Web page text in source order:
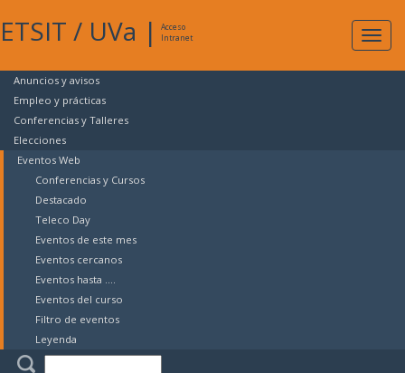
ETSIT / UVa |
Acceso
Intranet
Anuncios y avisos
Empleo y prácticas
Conferencias y Talleres
Elecciones
Eventos Web
Conferencias y Cursos
Destacado
Teleco Day
Eventos de este mes
Eventos cercanos
Eventos hasta ....
Eventos del curso
Filtro de eventos
Leyenda